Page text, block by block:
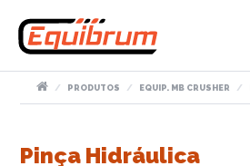
PRODUTOS EQUIP. MB CRUSHER
Pinça Hidráulica